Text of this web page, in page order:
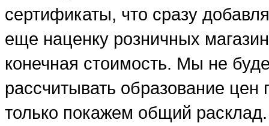
сертификаты, что сразу
еще наценку розничных
конечная стоимость. Мы не
рассчитывать образование
только покажем общий